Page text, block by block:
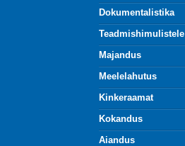
Dokumentalistika
Teadmishimulistele
Majandus
Meelelahutus
Kinkeraamat
Kokandus
Aiandus